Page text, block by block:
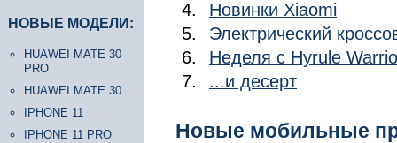
НОВЫЕ МОДЕЛИ:
HUAWEI MATE 30
PRO
HUAWEI MATE 30
IPHONE 11
IPHONE 11 PRO
Новинки Xiaomi
Электрический
Неделя с Hyrule
...и десерт
Новые мобильные